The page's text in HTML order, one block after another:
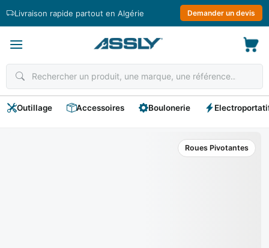
Livraison rapide partout en Algérie Demander un devis
Outillage Accessoires Boulonerie
Roues Pivotantes